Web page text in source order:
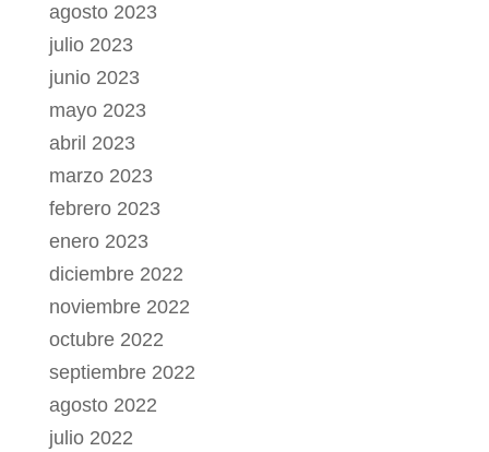
agosto 2023
julio 2023
junio 2023
mayo 2023
abril 2023
marzo 2023
febrero 2023
enero 2023
diciembre 2022
noviembre 2022
octubre 2022
septiembre 2022
agosto 2022
julio 2022